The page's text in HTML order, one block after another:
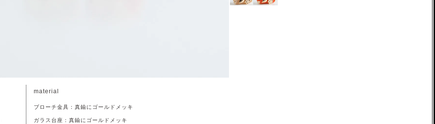
material
ブローチ金具：真鍮にゴールドメッキ
ガラス台座：真鍮にゴールドメッキ